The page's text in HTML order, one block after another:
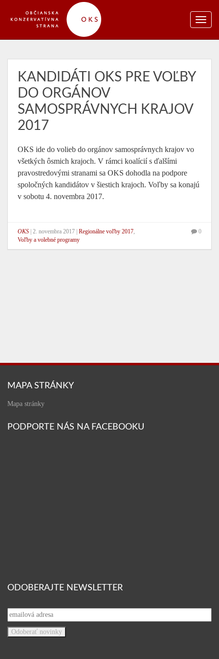
KANDIDÁTI OKS PRE VOĽBY
DO ORGÁNOV
SAMOSPRÁVNYCH KRAJOV
2017
OKS ide do volieb do orgánov samosprávnych krajov vo
všetkých ôsmich krajoch. V rámci koalícií s ďalšími
pravostredovými stranami sa OKS dohodla na podpore
spoločných kandidátov v šiestich krajoch. Voľby sa konajú
v sobotu 4. novembra 2017.
OKS 2. novembra 2017 Regionálne voľby 2017,
Voľby a volebné programy
0
MAPA STRÁNKY
Mapa stránky
PODPORTE NÁS NA FACEBOOKU
ODOBERAJTE NEWSLETTER